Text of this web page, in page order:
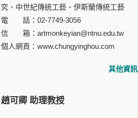
究、中世紀傳統工藝、伊斯蘭傳統工藝
電 話：02-7749-3056
信 箱：artmonkeyian@ntnu.edu.tw
個人網頁： www.chungyinghou.com
其他資訊
趙可卿 助理教授